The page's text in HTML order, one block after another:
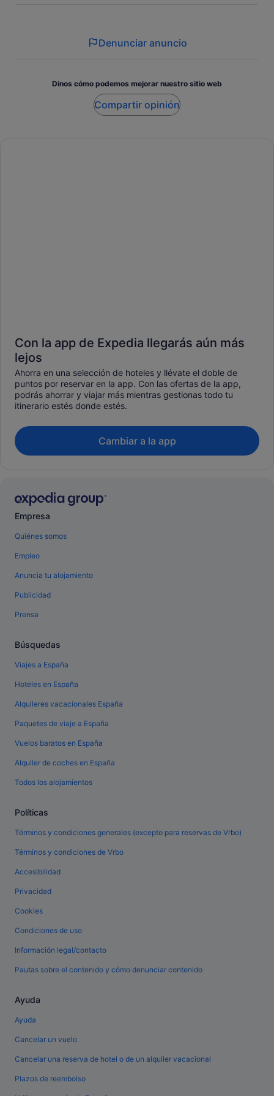
Denunciar anuncio
Dinos cómo podemos mejorar nuestro sitio web
Compartir opinión
Con la app de Expedia llegarás aún más
lejos
Ahorra en una selección de hoteles y llévate el doble de
puntos por reservar en la app. Con las ofertas de la app,
podrás ahorrar y viajar más mientras gestionas todo tu
itinerario estés donde estés.
Cambiar a la app
Empresa
Quiénes somos
Empleo
Anuncia tu alojamiento
Publicidad
Prensa
Búsquedas
Viajes a España
Hoteles en España
Alquileres vacacionales España
Paquetes de viaje a España
Vuelos baratos en España
Alquiler de coches en España
Todos los alojamientos
Políticas
Términos y condiciones generales (excepto para reservas de Vrbo)
Términos y condiciones de Vrbo
Accesibilidad
Privacidad
Cookies
Condiciones de uso
Información legal/contacto
Pautas sobre el contenido y cómo denunciar contenido
Ayuda
Ayuda
Cancelar un vuelo
Cancelar una reserva de hotel o de un alquiler vacacional
Plazos de reembolso